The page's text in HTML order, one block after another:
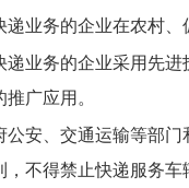
业务的企业在农村、
业务的企业采用先进
广应用。
安、交通运输等部门
不得禁止快递服务车